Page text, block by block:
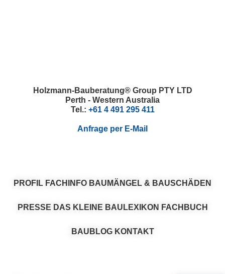
Holzmann-Bauberatung® Group PTY LTD
Perth - Western Australia
Tel.: +61 4 491 295 411
Anfrage per E-Mail
PROFIL FACHINFO BAUMÄNGEL & BAUSCHÄDEN
PRESSE DAS KLEINE BAULEXIKON FACHBUCH
BAUBLOG KONTAKT